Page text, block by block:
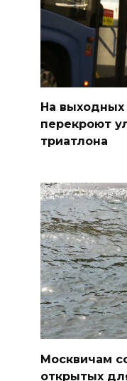
На
перекроют
триатлона
Москвичам
открытых